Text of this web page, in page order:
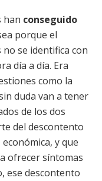
han conseguido
porque el
se identifica con
día a día. Era
como la
duda van a tener
de los dos
del descontento
y que
ofrecer síntomas
ese descontento